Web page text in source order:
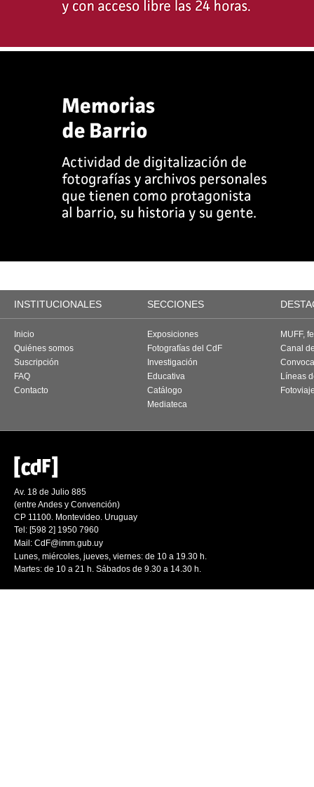
INSTITUCIONALES SECCIONES
Inicio
Quiénes somos
Suscripción
FAQ
Contacto
Exposiciones
Fotografías del CdF
Investigación
Educativa
Catálogo
Mediateca
MUFF,
Canal
Líneas
Av. 18 de Julio 885
(entre Andes y Convención)
CP 11100. Montevideo. Uruguay
Tel: [598 2] 1950 7960
Mail: CdF@imm.gub.uy
Lunes, miércoles, jueves, viernes: de 10 a 19.30 h.
Martes: de 10 a 21 h. Sábados de 9.30 a 14.30 h.